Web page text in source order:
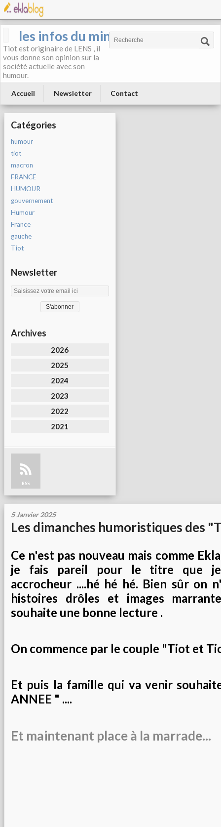
les infos du mineur
Tiot est originaire de LENS , il
vous donne son opinion sur la
société actuelle avec son
humour.
Accueil Newsletter Contact
Catégories
humour
tiot
macron
FRANCE
HUMOUR
gouvernement
Humour
France
gauche
Tiot
Newsletter
Archives
2026
2025
2024
2023
2022
2021
RSS
5 Janvier 2025
Les dimanches humoristiques des
Ce n'est pas nouveau mais comme
je fais pareil pour le titre que
accrocheur ....hé hé hé. Bien sûr on
histoires drôles et images
souhaite une bonne lecture .
On commence par le couple "Tiot et
Et puis la famille qui va venir
ANNEE " ....
Et maintenant place à la marrade...